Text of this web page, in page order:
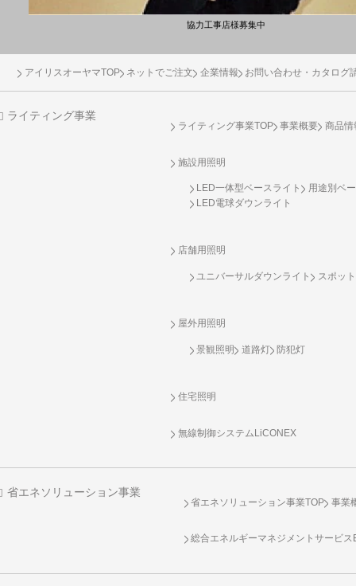
協力工事店様募集中
アイリスオーヤマTOP ネットでご注文 企業情報 お問い合わせ・カタログ
ライティング事業
ライティング事業TOP 事業概要 商品情
施設用照明
LED一体型ベースライト
用途別ベ
LED電球ダウンライト
店舗用照明
ユニバーサルダウンライト スポッ
屋外用照明
景観照明 道路灯 防犯灯
住宅照明
無線制御システムLiCONEX
省エネソリューション事業
省エネソリューション事業TOP 事業
総合エネルギーマネジメントサービ